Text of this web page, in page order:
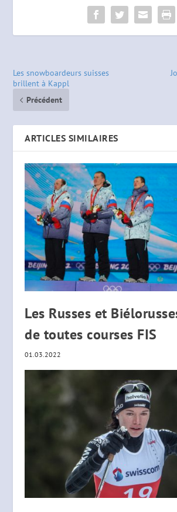
Les snowboardeurs suisses
brillent à Kappl
Précédent
ARTICLES SIMILAIRES
Les Russes et
de toutes courses FIS
01.03.2022